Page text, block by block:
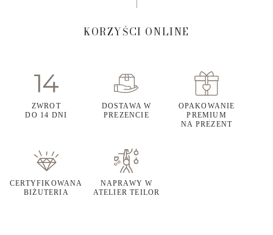
KORZYŚCI ONLINE
ZWROT
DO 14 DNI
DOSTAWA W
PREZENCIE
OPAKOWANIE
PREMIUM
NA PREZENT
CERTYFIKOWANA
BIŻUTERIA
NAPRAWY W
ATELIER TEILOR